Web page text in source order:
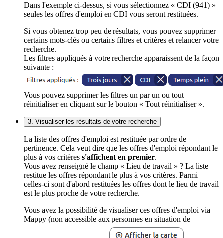
Dans l'exemple ci-dessus, si vous sélectionnez « CDI (941) »
seules les offres d'emploi en CDI vous seront restituées.
Si vous obtenez trop peu de résultats, vous pouvez supprimer
certains mots-clés ou certains filtres et critères et relancer votre
recherche.
Les filtres appliqués à votre recherche apparaissent de la façon
suivante :
Vous pouvez supprimer les filtres un par un ou tout
réinitialiser en cliquant sur le bouton « Tout réinitialiser ».
3. Visualiser les résultats de votre recherche
La liste des offres d'emploi est restituée par ordre de
pertinence. Cela veut dire que les offres d'emploi répondant le
plus à vos critères s'affichent en premier.
Vous avez renseigné le champ « Lieu de travail » ? La liste
restitue les offres répondant le plus à vos critères. Parmi
celles-ci sont d'abord restituées les offres dont le lieu de travail
est le plus proche de votre recherche.
Vous avez la possibilité de visualiser ces offres d'emploi via
Mappy (non accessible aux personnes en situation de